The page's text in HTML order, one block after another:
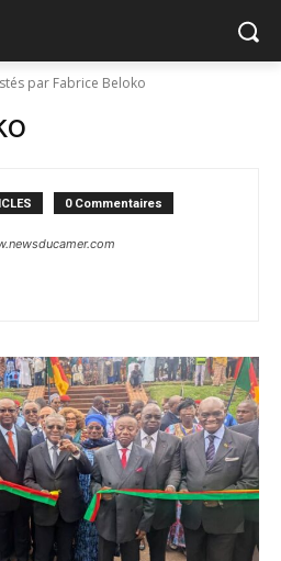
par Fabrice Beloko
0 Commentaires